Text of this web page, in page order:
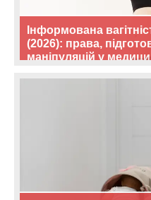
Інформована
(2026): права,
маніпуляцій у